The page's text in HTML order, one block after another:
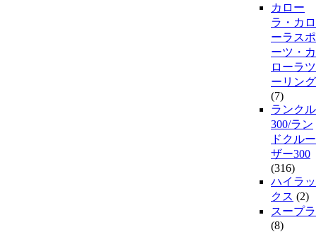
カロー
ラ・カロ
ーラスポ
ーツ・カ
ローラツ
ーリング
(7)
ランクル
300/ラン
ドクルー
ザー300
(316)
ハイラッ
クス (2)
スープラ
(8)